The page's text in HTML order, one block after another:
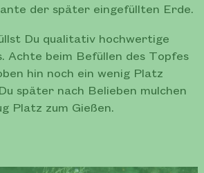
der später eingefüllten Erde.
Du qualitativ hochwertige
Achte beim Befüllen des Topfes
hin noch ein wenig Platz
später nach Belieben mulchen
Platz zum Gießen.